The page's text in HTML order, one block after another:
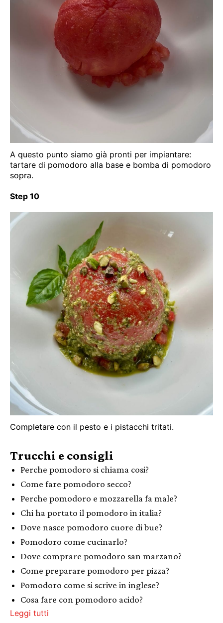
A questo punto siamo già pronti per impiantare:
tartare di pomodoro alla base e bomba di pomodoro
sopra.
Step 10
Completare con il pesto e i pistacchi tritati.
Trucchi e consigli
Perche pomodoro si chiama cosi?
Come fare pomodoro secco?
Perche pomodoro e mozzarella fa male?
Chi ha portato il pomodoro in italia?
Dove nasce pomodoro cuore di bue?
Pomodoro come cucinarlo?
Dove comprare pomodoro san marzano?
Come preparare pomodoro per pizza?
Pomodoro come si scrive in inglese?
Cosa fare con pomodoro acido?
Leggi tutti